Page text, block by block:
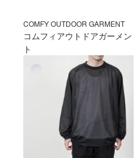
COMFY OUTDOOR GARMENT
コムフィアウトドアガーメン
ト